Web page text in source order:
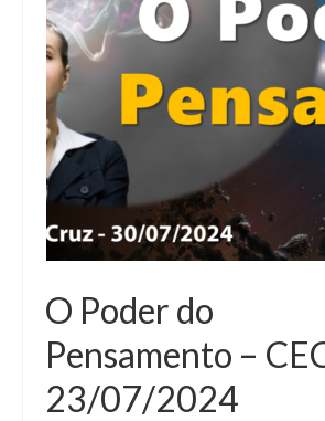
O Poder do
Pensamento –
23/07/2024